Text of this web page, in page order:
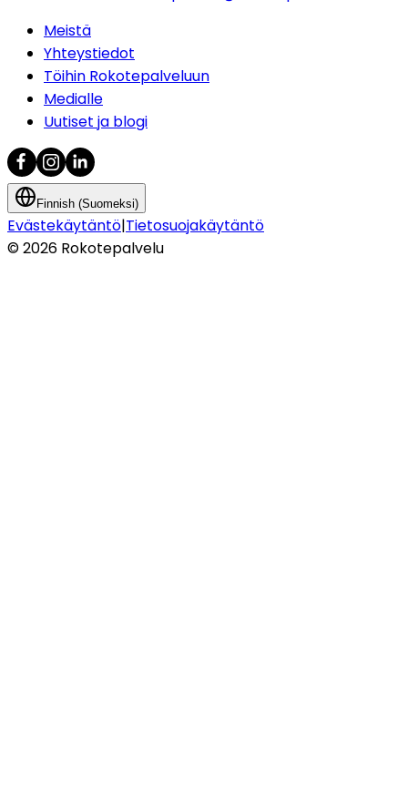
Meistä
Yhteystiedot
Töihin Rokotepalveluun
Medialle
Uutiset ja blogi
Finnish (Suomeksi)
Evästekäytäntö|Tietosuojakäytäntö
©2026 Rokotepalvelu